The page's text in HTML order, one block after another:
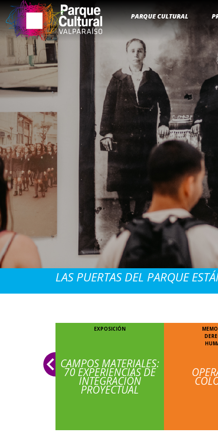
PARQUE CULTURAL
LAS PUERTAS DEL PARQUE
EXPOSICIÓN
CAMPOS MATERIALES:
70 EXPERIENCIAS DE
INTEGRACIÓN
PROYECTUAL